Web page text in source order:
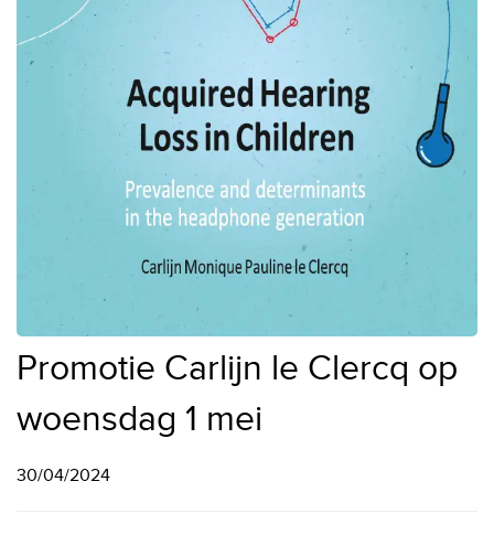
Promotie Carlijn le Clercq op
woensdag 1 mei
30/04/2024